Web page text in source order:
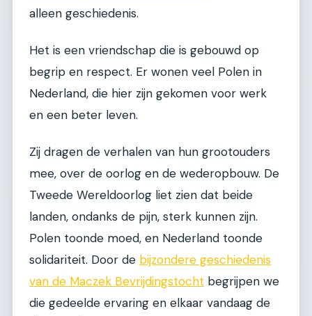
alleen geschiedenis.
Het is een vriendschap die is gebouwd op
begrip en respect. Er wonen veel Polen in
Nederland, die hier zijn gekomen voor werk
en een beter leven.
Zij dragen de verhalen van hun grootouders
mee, over de oorlog en de wederopbouw. De
Tweede Wereldoorlog liet zien dat beide
landen, ondanks de pijn, sterk kunnen zijn.
Polen toonde moed, en Nederland toonde
solidariteit. Door de bijzondere geschiedenis
van de Maczek Bevrijdingstocht begrijpen we
die gedeelde ervaring en elkaar vandaag de